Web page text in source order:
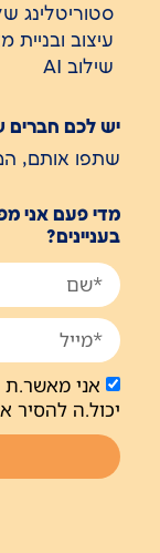
סטוריטלינג
עיצוב ובניית
שילוב AI
יש לכם חברים
שתפו אותם,
מדי פעם אני
בעניינים?
אני מאשר.ת
יכול.ה